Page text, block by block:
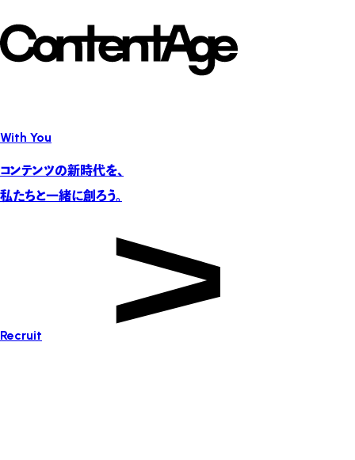
With You
コンテンツの新時代を、
私たちと一緒に創ろう。
Recruit